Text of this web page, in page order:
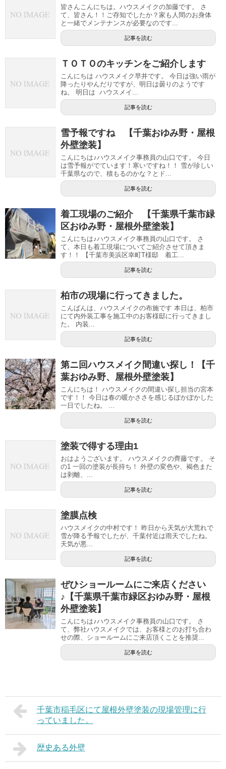
皆さんこんにちは。ハウスメイクの加藤です。 さ
て、皆さん！！ご存知でしたか？家も人間のお身体
と一緒でメンテナンスが必要なのです...
記事を読む
ＴＯＴＯのキッチンをご紹介します
こんにちは ハウスメイク早井です。 今日は強い雨が
降ったりやんだりですが、明日は曇りのようです
ね。 明日は ハウスメイ...
記事を読む
雪予報ですね 【千葉おゆみ野・屋根
外壁塗装】
こんにちは♪ハウスメイク事務員の山口です。 今日
は雪予報がでています！寒いですね！！ 雪が珍しい
千葉県なので、積もるのかな？とド...
記事を読む
着工現場のご紹介 【千葉県千葉市緑
区おゆみ野・屋根外壁塗装】
こんにちは♪ハウスメイク事務員の山口です。 さ
て、本日も着工現場についてご紹介させて頂きま
す！！ 【千葉市美浜区幸町T様邸 着工...
記事を読む
柏市の現場に行ってきました。
こんばんは、ハウスメイクの布施です 本日は、柏市
にて内外装工事を施工中のお客様邸に行ってきまし
た。 内装...
記事を読む
第ニ回ハウスメイク間違い探し！【千
葉おゆみ野、屋根外壁塗装】
こんにちは！ ハウスメイクの間違い探し担当の宮本
です！！ 今日は春の暖かささを感じるぽかぽかした
一日でしたね。 ...
記事を読む
塗装で得する理由1
おはようございます。 ハウスメイクの齊藤です。 そ
の1 一回の塗装が長持ち！ 外壁の変色や、褐色また
は剥離、...
記事を読む
塗膜点検
ハウスメイクの中村です！ 昨日から天気が大荒れで
雪が降る予報でしたが、千葉付近は雨天でしたね。
天気が悪...
記事を読む
ぜひショールームにご来店ください
♪【千葉県千葉市緑区おゆみ野・屋根
外壁塗装】
こんにちは♪ハウスメイク事務員の山口です。 さ
て、弊社ハウスメイクでは、お客様とのお打ち合わ
せの際、ショールームにご来店頂くことを推奨...
記事を読む
千葉市稲毛区にて屋根外壁塗装の現場管理に行
っていました。
歴史ある外壁